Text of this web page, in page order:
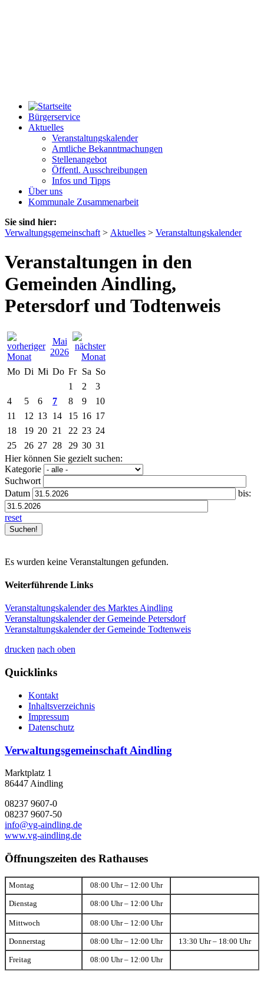
Bürgerservice
Aktuelles
Veranstaltungskalender
Amtliche Bekanntmachungen
Stellenangebot
Öffentl. Ausschreibungen
Infos und Tipps
Über uns
Kommunale Zusammenarbeit
Sie sind hier:
Verwaltungsgemeinschaft > Aktuelles > Veranstaltungskalender
Veranstaltungen in den
Gemeinden Aindling,
Petersdorf und Todtenweis
Mai
2026
Mo Di Mi Do Fr Sa So
1
2
3
4
5 6 7 8 9
10
11
12 13 14 15 16 17
18
19 20 21 22 23 24
25
26 27 28 29 30 31
Hier können Sie gezielt suchen:
Kategorie
Suchwort
Datum
bis:
reset
Es wurden keine Veranstaltungen gefunden.
Weiterführende Links
Veranstaltungskalender des Marktes Aindling
Veranstaltungskalender der Gemeinde Petersdorf
Veranstaltungskalender der Gemeinde Todtenweis
drucken nach oben
Quicklinks
Kontakt
Inhaltsverzeichnis
Impressum
Datenschutz
Verwaltungsgemeinschaft Aindling
Marktplatz 1
86447 Aindling
08237 9607-0
08237 9607-50
info@vg-aindling.de
www.vg-aindling.de
Öffnungszeiten des Rathauses
Montag 08:00 Uhr – 12:00 Uhr
Dienstag 08:00 Uhr – 12:00 Uhr
Mittwoch 08:00 Uhr – 12:00 Uhr
Donnerstag 08:00 Uhr – 12:00 Uhr 13:30 Uhr – 18:00 Uhr
Freitag 08:00 Uhr – 12:00 Uhr